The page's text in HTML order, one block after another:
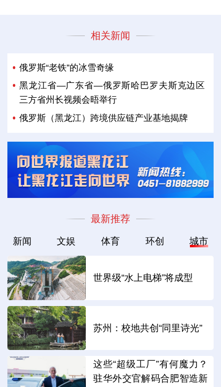
相关新闻
俄罗斯“老铁”的冰雪奇缘
黑龙江省—广东省—俄罗斯哈巴罗夫斯克边区
三方省州长视频会晤举行
俄罗斯（黑龙江）跨境供应链产业基地揭牌
最新推荐
新闻 文娱 体育 环创 城市
世界级“水上电梯”将成型
苏州：校地共创“同里诗光”
这些“超级工厂”有何魔力？
驻华外交官解码合肥智造新